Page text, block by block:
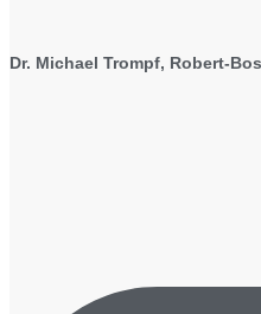
Dr. Michael Trompf, Robert-